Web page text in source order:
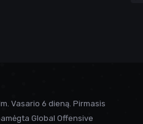
Vasario 6 dieną. Pirmasis
Global Offensive